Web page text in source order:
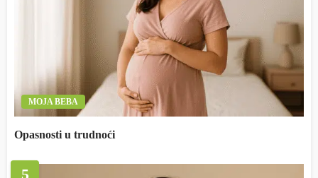
MOJA BEBA
Opasnosti u trudnoći
5